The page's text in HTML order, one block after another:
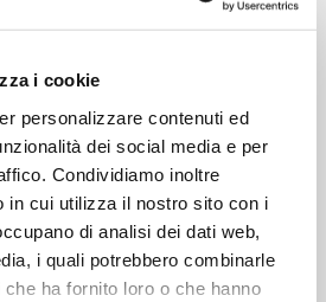
i cookie
personalizzare contenuti ed
dei social media e per
Condividiamo inoltre
in cui utilizza il nostro sito con i
di analisi dei dati web,
i quali potrebbero combinarle
ha fornito loro o che hanno
Ciabatta uomo invernale
chiusa n 46 suola in gomma